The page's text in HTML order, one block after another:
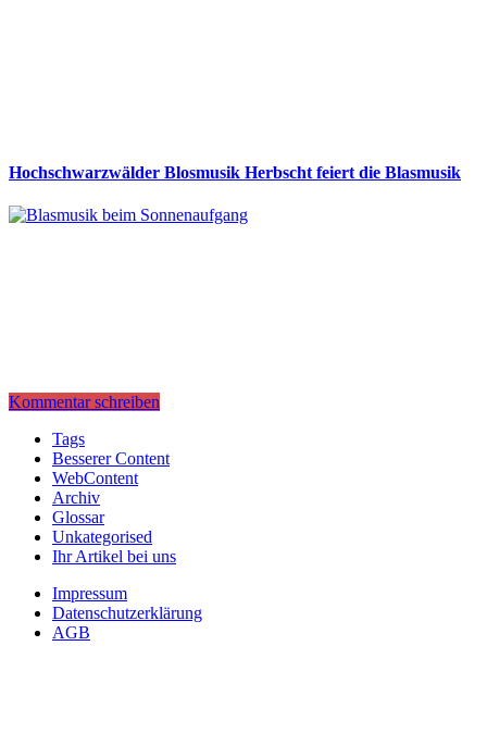
Hochschwarzwälder Blosmusik Herbscht feiert die Blasmusik
Kommentar schreiben
Tags
Besserer Content
WebContent
Archiv
Glossar
Unkategorised
Ihr Artikel bei uns
Impressum
Datenschutzerklärung
AGB